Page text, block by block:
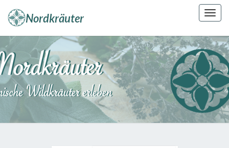
content
Kräuterkunde
Erleben